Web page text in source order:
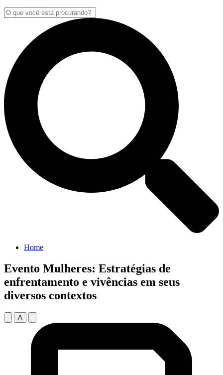
Home
Evento Mulheres: Estratégias de
enfrentamento e vivências em seus
diversos contextos
A